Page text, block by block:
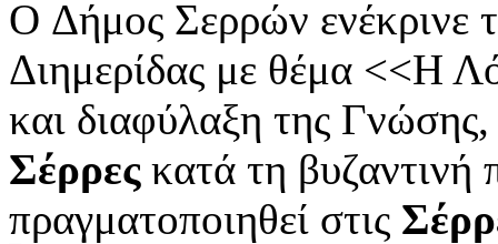
O Δήμος Σερρών ενέκρινε
Διημερίδας με θέμα <<Η
και διαφύλαξη της
Σέρρεςκατά τη βυζαντινή
πραγματοποιηθεί στις